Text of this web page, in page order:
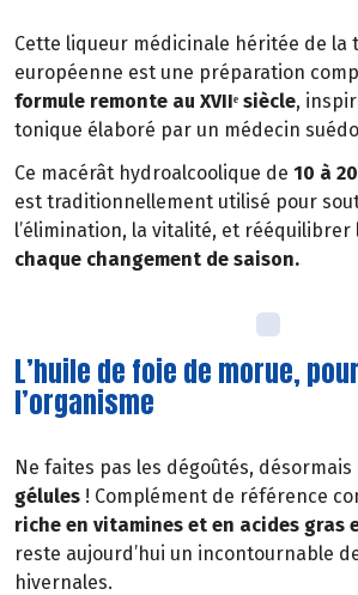
Cette liqueur médicinale héritée de la
européenne est une préparation
formule remonte au XVIIᵉ siècle,
tonique élaboré par un médecin
Ce macérât hydroalcoolique de 10 à
est traditionnellement utilisé pour
l’élimination, la vitalité, et rééquilibrer
chaque changement de saison.
L’huile de foie de morue,
l’organisme
Ne faites pas les dégoûtés, désormais
gélules ! Complément de référence
riche en vitamines et en acides gras
reste aujourd’hui un incontournable
hivernales.